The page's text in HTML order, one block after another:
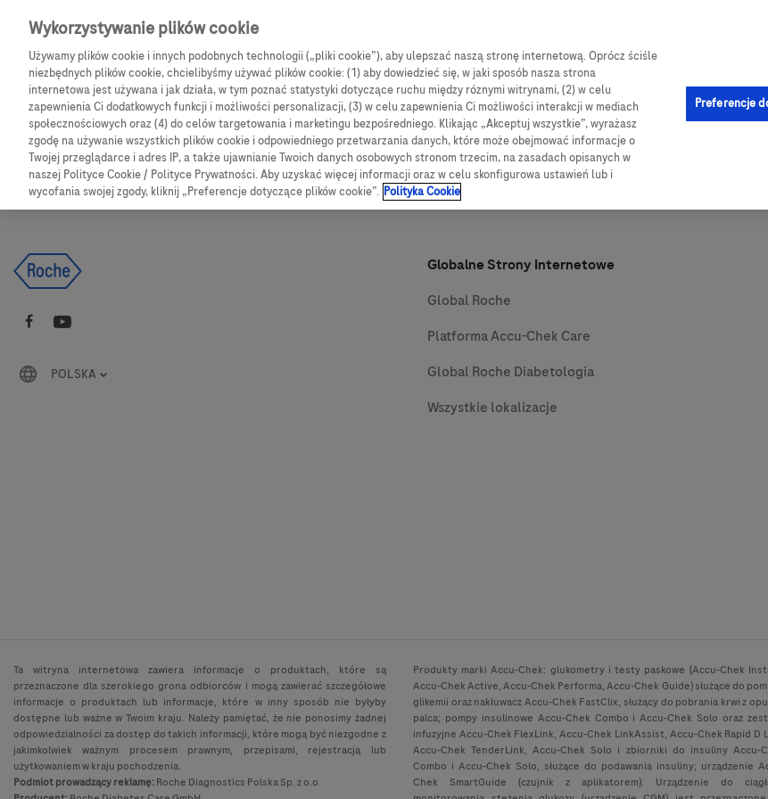
Skip to main content
CGM Produkty Blog Obsługa i pomoc Kontakt
Products Articles
We are sorry, but no results were found for:
POLSKA
Globalne Strony Internetowe
Global Roche
Platforma Accu-Chek Care
Global Roche Diabetologia
Wszystkie lokalizacje
Ta witryna internetowa zawiera informacje o produktach, które są
przeznaczone dla szerokiego grona odbiorców i mogą zawierać szczegółowe
informacje o produktach lub informacje, które w inny sposób nie byłyby
dostępne lub ważne w Twoim kraju. Należy pamiętać, że nie ponosimy żadnej
odpowiedzialności za dostęp do takich informacji, które mogą być niezgodne z
jakimkolwiek ważnym procesem prawnym, przepisami, rejestracją lub
użytkowaniem w kraju pochodzenia.
Podmiot prowadzący reklamę:Roche Diagnostics Polska Sp. z o.o
Produkty marki Accu-Chek: glukometry i testy paskowe (Accu-Chek
Accu-Chek Active, Accu-Chek Performa, Accu-Chek Guide) służące do
glikemii oraz nakłuwacz Accu-Chek FastClix, służący do pobrania krwi z
palca; pompy insulinowe Accu-Chek Combo i Accu-Chek Solo oraz
infuzyjne Accu-Chek FlexLink, Accu-Chek LinkAssist, Accu-Chek Rapid D
Accu-Chek TenderLink, Accu-Chek Solo i zbiorniki do insuliny Accu-
Combo i Accu-Chek Solo, służące do podawania insuliny; urządzenie
Chek SmartGuide (czujnik z aplikatorem): Urządzenie do
Wykorzystywanie plików cookie
Używamy plików cookie i innych podobnych technologii („pliki cookie”), aby ulepszać naszą stronę internetową. Oprócz ściśle
niezbędnych plików cookie, chcielibyśmy używać plików cookie: (1) aby dowiedzieć się, w jaki sposób nasza strona
internetowa jest używana i jak działa, w tym poznać statystyki dotyczące ruchu między róznymi witrynami, (2) w celu
zapewnienia Ci dodatkowych funkcji i możliwości personalizacji, (3) w celu zapewnienia Ci możliwości interakcji w mediach
społecznościowych oraz (4) do celów targetowania i marketingu bezpośredniego. Klikając „Akceptuj wszystkie”, wyrażasz
zgodę na używanie wszystkich plików cookie i odpowiedniego przetwarzania danych, które może obejmować informacje o
Twojej przeglądarce i adres IP, a także ujawnianie Twoich danych osobowych stronom trzecim, na zasadach opisanych w
naszej Polityce Cookie / Polityce Prywatności. Aby uzyskać więcej informacji oraz w celu skonfigurowa ustawień lub i
wycofania swojej zgody, kliknij „Preferencje dotyczące plików cookie”. Polityka Cookie
Preferencje